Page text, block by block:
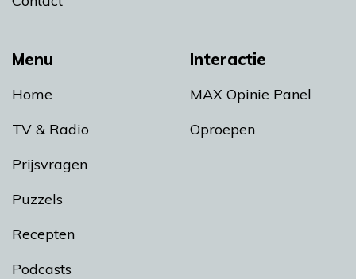
Menu
Home
TV & Radio
Prijsvragen
Puzzels
Recepten
Podcasts
Interactie
MAX Opinie Panel
Oproepen